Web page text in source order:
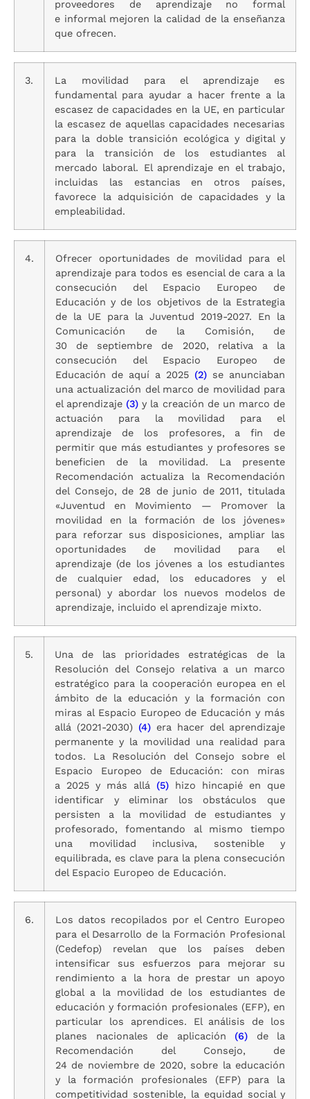
proveedores de aprendizaje no formal
e informal mejoren la calidad de la enseñanza
que ofrecen.
3.
La movilidad para el aprendizaje es
fundamental para ayudar a hacer frente a la
escasez de capacidades en la UE, en particular
la escasez de aquellas capacidades necesarias
para la doble transición ecológica y digital y
para la transición de los estudiantes al
mercado laboral. El aprendizaje en el trabajo,
incluidas las estancias en otros países,
favorece la adquisición de capacidades y la
empleabilidad.
4.
Ofrecer oportunidades de movilidad para el
aprendizaje para todos es esencial de cara a la
consecución del Espacio Europeo de
Educación y de los objetivos de la Estrategia
de la UE para la Juventud 2019-2027. En la
Comunicación de la Comisión, de
30 de septiembre de 2020, relativa a la
consecución del Espacio Europeo de
Educación de aquí a 2025 (2) se anunciaban
una actualización del marco de movilidad para
el aprendizaje (3) y la creación de un marco de
actuación para la movilidad para el
aprendizaje de los profesores, a fin de
permitir que más estudiantes y profesores se
beneficien de la movilidad. La presente
Recomendación actualiza la Recomendación
del Consejo, de 28 de junio de 2011, titulada
«Juventud en Movimiento — Promover la
movilidad en la formación de los jóvenes»
para reforzar sus disposiciones, ampliar las
oportunidades de movilidad para el
aprendizaje (de los jóvenes a los estudiantes
de cualquier edad, los educadores y el
personal) y abordar los nuevos modelos de
aprendizaje, incluido el aprendizaje mixto.
5.
Una de las prioridades estratégicas de la
Resolución del Consejo relativa a un marco
estratégico para la cooperación europea en el
ámbito de la educación y la formación con
miras al Espacio Europeo de Educación y más
allá (2021-2030) (4) era hacer del aprendizaje
permanente y la movilidad una realidad para
todos. La Resolución del Consejo sobre el
Espacio Europeo de Educación: con miras
a 2025 y más allá (5) hizo hincapié en que
identificar y eliminar los obstáculos que
persisten a la movilidad de estudiantes y
profesorado, fomentando al mismo tiempo
una movilidad inclusiva, sostenible y
equilibrada, es clave para la plena consecución
del Espacio Europeo de Educación.
6.
Los datos recopilados por el Centro Europeo
para el Desarrollo de la Formación Profesional
(Cedefop) revelan que los países deben
intensificar sus esfuerzos para mejorar su
rendimiento a la hora de prestar un apoyo
global a la movilidad de los estudiantes de
educación y formación profesionales (EFP), en
particular los aprendices. El análisis de los
planes nacionales de aplicación (6) de la
Recomendación del Consejo, de
24 de noviembre de 2020, sobre la educación
y la formación profesionales (EFP) para la
competitividad sostenible, la equidad social y